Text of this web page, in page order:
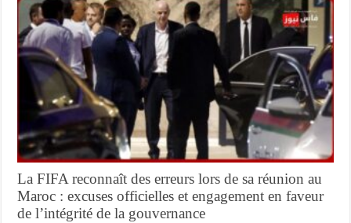
La FIFA reconnaît des erreurs lors de sa réunion au
Maroc : excuses officielles et engagement en faveur
de l’intégrité de la gouvernance